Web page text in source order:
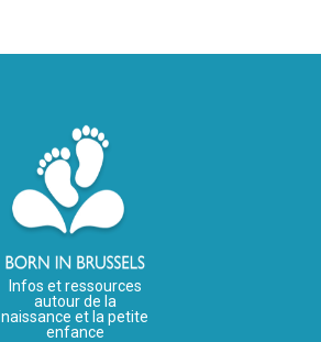
Infos et ressources
autour de la
naissance et la petite
enfance